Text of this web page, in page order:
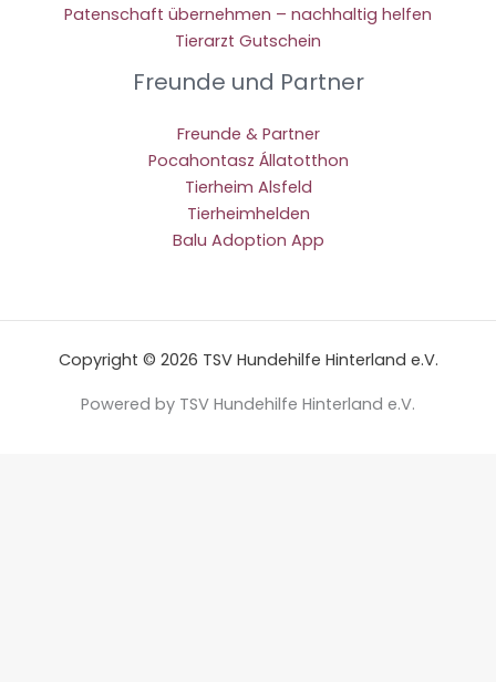
Patenschaft übernehmen – nachhaltig helfen
Tierarzt Gutschein
Freunde und Partner
Freunde & Partner
Pocahontasz Állatotthon
Tierheim Alsfeld
Tierheimhelden
Balu Adoption App
Copyright © 2026 TSV Hundehilfe Hinterland e.V.
Powered by TSV Hundehilfe Hinterland e.V.